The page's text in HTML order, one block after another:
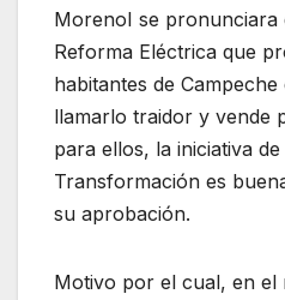
MorenoI se pronunciara
Reforma Eléctrica que
habitantes de
llamarlo traidor y vende
para ellos, la iniciativa
Transformación es
su aprobación.
Motivo por el cual, en el